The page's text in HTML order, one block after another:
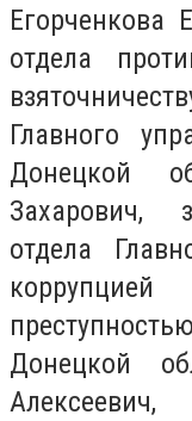
Егорченкова
отдела
Главного
Донецкой
Захарович,
отдела
Донецкой